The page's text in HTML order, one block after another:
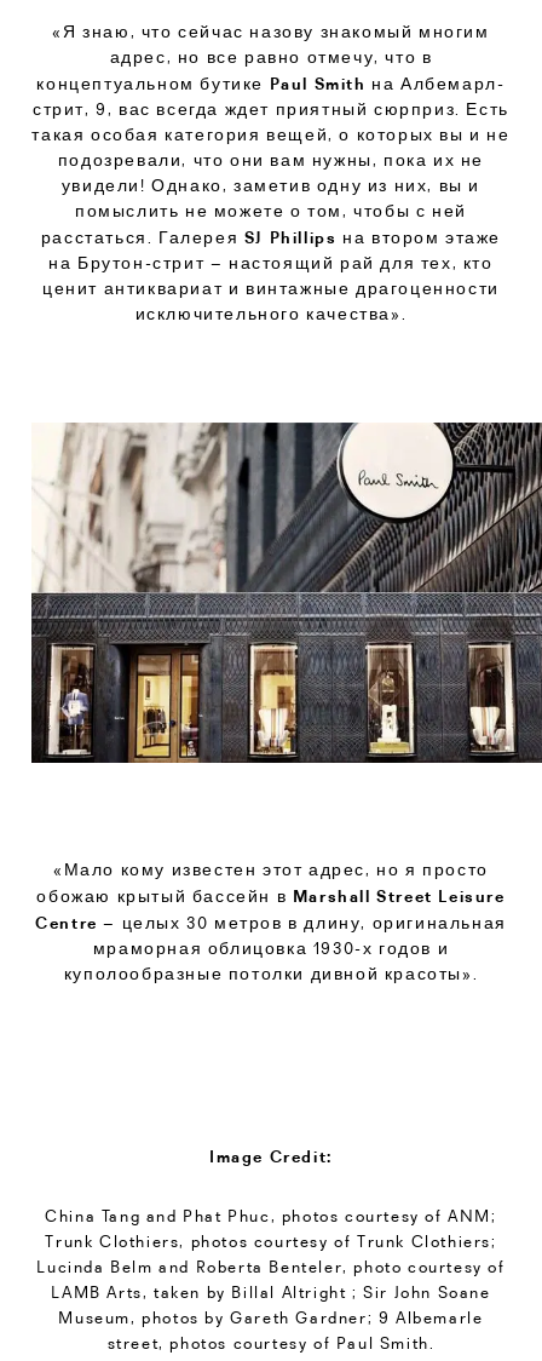
«Я знаю, что сейчас назову знакомый многим
адрес, но все равно отмечу, что в
концептуальном бутике Paul Smith на Албемарл-
стрит, 9, вас всегда ждет приятный сюрприз. Есть
такая особая категория вещей, о которых вы и не
подозревали, что они вам нужны, пока их не
увидели! Однако, заметив одну из них, вы и
помыслить не можете о том, чтобы с ней
расстаться. Галерея SJ Phillips на втором этаже
на Брутон-стрит – настоящий рай для тех, кто
ценит антиквариат и винтажные драгоценности
исключительного качества».
«Мало кому известен этот адрес, но я просто
обожаю крытый бассейн в Marshall Street Leisure
Centre – целых 30 метров в длину, оригинальная
мраморная облицовка 1930-х годов и
куполообразные потолки дивной красоты».
Image Credit:
China Tang and Phat Phuc, photos courtesy of ANM;
Trunk Clothiers, photos courtesy of Trunk Clothiers;
Lucinda Belm and Roberta Benteler, photo courtesy of
LAMB Arts, taken by Billal Altright ; Sir John Soane
Museum, photos by Gareth Gardner; 9 Albemarle
street, photos courtesy of Paul Smith.